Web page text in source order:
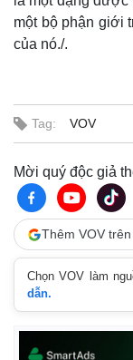
Thế giới
Quan sát
Cuộc sống đó đây
Hồ sơ
một bộ phận giới
của nó./.
Tag: VOV
Mời quý độc giả
Thêm VOV
Chọn VOV làm
dẫn.